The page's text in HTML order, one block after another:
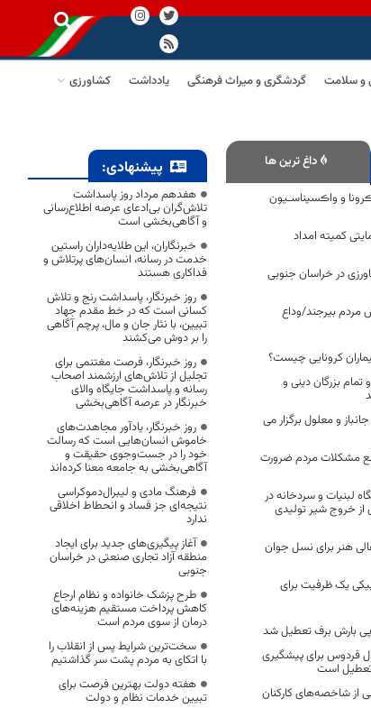
و سلامت گردشگری و میراث فرهنگی یادداشت
کشاورزی
داغ ترین ها
و واڪسیناسـیون
کمیته امداد
در خراسان جنوبی
مردم بیرجند/وداع
کرونایی چیست؟
بزرگان دینی و
و معلول برگزار می
مشکلات مردم ضرورت
لبنیات و سردخانه در
از خروج شیر تولیدی
هنر برای نسل جوان
یک ظرفیت برای
پی بارش برف تعطیل شد
فردوس برای پیشگیری
تعطیل است
از شاخصه‌های کارکنان
پیشنهادی:
هفدهم مرداد روز پاسداشت
تلاش‌گران بی‌ادعای عرصه اطلاع‌رسانی
و آگاهی‌بخشی است
خبرنگاران، این طلایه‌داران راستین
خدمت در رسانه، انسان‌های پرتلاش و
فداکاری هستند
روز خبرنگار، پاسداشت رنج و تلاش
کسانی است که در خط مقدم جهاد
تبیین، با نثار جان و مال، پرچم آگاهی
را بر دوش می‌کشند
روز خبرنگار، فرصت مغتنمی برای
تجلیل از تلاش‌های ارزشمند اصحاب
رسانه و پاسداشت جایگاه والای
خبرنگار در عرصه آگاهی‌بخشی
روز خبرنگار، یادآور مجاهدت‌های
خاموش انسان‌هایی است که رسالت
خود را در جست‌وجوی حقیقت و
آگاهی‌بخشی به جامعه معنا کرده‌اند
فرهنگ مادی و لیبرال‌دموکراسی
نتیجه‌ای جز فساد و انحطاط اخلاقی
ندارد
آغاز پیگیری‌های جدید برای ایجاد
منطقه آزاد تجاری صنعتی در خراسان
جنوبی
طرح پزشک خانواده و نظام ارجاع
کاهش پرداخت مستقیم هزینه‌های
درمان از سوی مردم است
سخت‌ترین شرایط پس از انقلاب را
با اتکای به مردم پشت سر گذاشتیم
هفته دولت بهترین فرصت برای
تبیین خدمات نظام و دولت